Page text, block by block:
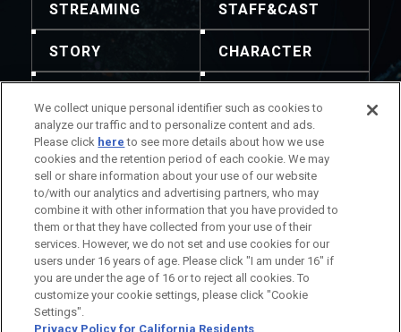
STREAMING STAFF&CAST
STORY CHARACTER
GALLERY MUSIC
THEATER
注意：禁止轉載任何內容及圖像。聯絡方式請瀏覽此處。
作品相關資訊
公司相關資訊
We collect unique personal identifier such as cookies to
analyze our traffic and to personalize content and ads.
Please click here to see more details about how we use
cookies and the retention period of each cookie. We may
sell or share information about your use of our website
to/with our analytics and advertising partners, who may
combine it with other information that you have provided to
them or that they have collected from your use of their
services. However, we do not set and use cookies for our
users under 16 years of age. Please click "I am under 16" if
you are under the age of 16 or to reject all cookies. To
customize your cookie settings, please click "Cookie
Settings".
Privacy Policy for California Residents